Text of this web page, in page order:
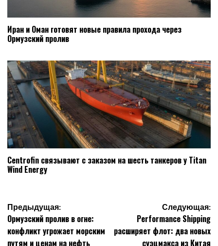
Иран и Оман готовят новые правила прохода через
Ормузский пролив
Centrofin связывают с заказом на шесть танкеров у Titan
Wind Energy
Навигация
по
записям
Предыдущая:
Ормузский пролив в огне:
конфликт угрожает морским
путям и ценам на нефть
Следующая:
Performance Shipping
расширяет флот: два новых
суэцмакса из Китая